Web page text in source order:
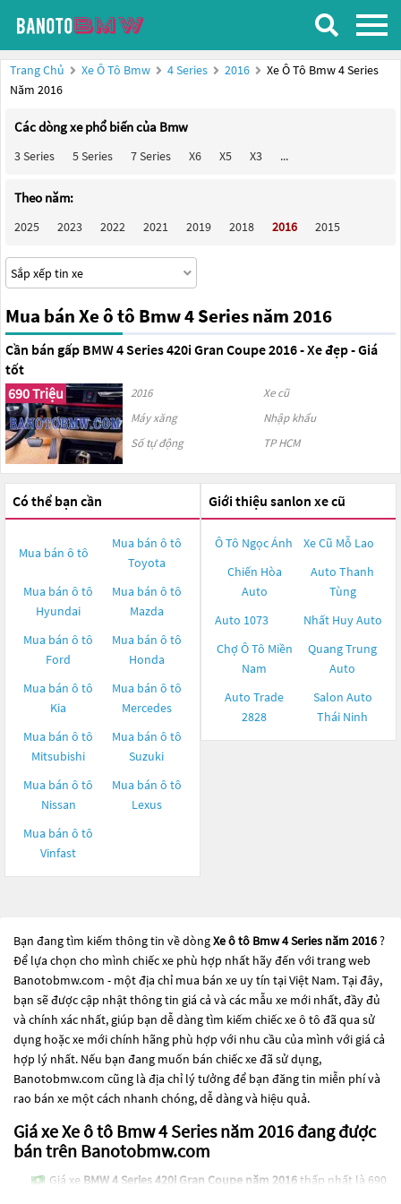
Trang Chủ Xe Ô Tô Bmw 4 Series 2016
Xe Ô Tô Bmw 4 Series
Năm 2016
Các dòng xe phổ biến của Bmw
3 Series 5 Series 7 Series X6 X5 X3 ...
Theo năm:
2025 2023 2022 2021 2019 2018 2016 2015
Mua bán Xe ô tô Bmw 4 Series năm 2016
Cần bán gấp BMW 4 Series 420i Gran Coupe 2016 - Xe đẹp - Giá
tốt
690 Triệu
2016
Xe cũ
Máy xăng
Nhập khẩu
Số tự động
TP HCM
Có thể bạn cần
Mua bán ô tô
Mua bán ô tô
Toyota
Mua bán ô tô
Hyundai
Mua bán ô tô
Mazda
Mua bán ô tô
Ford
Mua bán ô tô
Honda
Mua bán ô tô
Kia
Mua bán ô tô
Mercedes
Mua bán ô tô
Mitsubishi
Mua bán ô tô
Suzuki
Mua bán ô tô
Nissan
Mua bán ô tô
Lexus
Mua bán ô tô
Vinfast
Giới thiệu sanlon xe cũ
Ô Tô Ngọc Ánh
Xe Cũ Mỗ Lao
Chiến Hòa
Auto
Auto Thanh
Tùng
Auto 1073
Nhất Huy Auto
Chợ Ô Tô Miền
Nam
Quang Trung
Auto
Auto Trade
2828
Salon Auto
Thái Ninh
Bạn đang tìm kiếm thông tin về dòngXe ô tô Bmw 4 Series năm 2016?
Để lựa chọn cho mình chiếc xe phù hợp nhất hãy đến với trang web
Banotobmw.com - một địa chỉ mua bán xe uy tín tại Việt Nam. Tại đây,
bạn sẽ được cập nhật thông tin giá cả và các mẫu xe mới nhất, đầy đủ
và chính xác nhất, giúp bạn dễ dàng tìm kiếm chiếc xe ô tô đã qua sử
dụng hoặc xe mới chính hãng phù hợp với nhu cầu của mình với giá cả
hợp lý nhất. Nếu bạn đang muốn bán chiếc xe đã sử dụng,
Banotobmw.com cũng là địa chỉ lý tưởng để bạn đăng tin miễn phí và
rao bán xe một cách nhanh chóng, dễ dàng và hiệu quả.
Giá xe Xe ô tô Bmw 4 Series năm 2016 đang được
bán trên Banotobmw.com
Giá xe BMW 4 Series 420i Gran Coupe năm 2016thấp nhất là 690